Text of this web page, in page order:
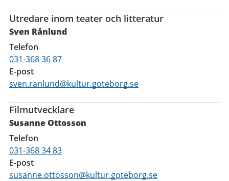
Utredare inom teater och litteratur
Sven Rånlund
Telefon
031-368 36 87
E-post
sven.ranlund@kultur.goteborg.se
Filmutvecklare
Susanne Ottosson
Telefon
031-368 34 83
E-post
susanne.ottosson@kultur.goteborg.se